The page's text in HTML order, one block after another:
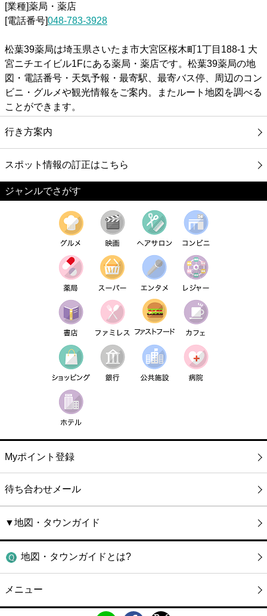
[業種]薬局・薬店
[電話番号]048-783-3928
松葉39薬局は埼玉県さいたま市大宮区桜木町1丁目188-1 大
宮ニチエイビル1Fにある薬局・薬店です。松葉39薬局の地
図・電話番号・天気予報・最寄駅、最寄バス停、周辺のコン
ビニ・グルメや観光情報をご案内。またルート地図を調べる
ことができます。
行き方案内
スポット情報の訂正はこちら
ジャンルでさがす
Myポイント登録
待ち合わせメール
▼地図・タウンガイド
地図・タウンガイドとは?
メニュー